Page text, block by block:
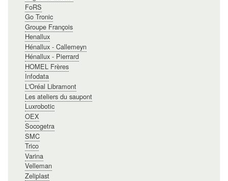
FoRS
Go Tronic
Groupe François
Henallux
Hénallux - Callemeyn
Hénallux - Pierrard
HOMEL Frères
Infodata
L'Oréal Libramont
Les ateliers du saupont
Luxrobotic
OEX
Socogetra
SMC
Trico
Varina
Velleman
Zeliplast